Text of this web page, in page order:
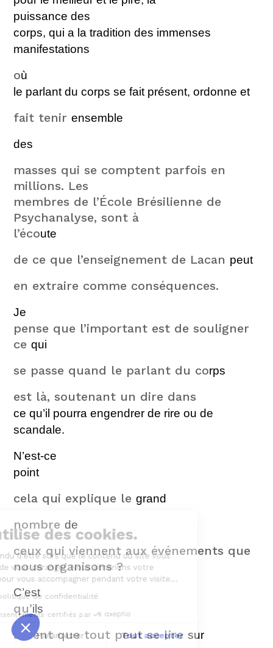
puissance des
corps, qui a la tradition des immenses
manifestations
où
le parlant du corps se fait présent, ordonneet
fait tenirensemble
des
masses qui se comptent parfois en
millions. Les
membres de l’École Brésilienne de
Psychanalyse, sont à
l’écoute
de ce que l’enseignement de Lacan peut
en extraire comme conséquences.
Je
pense que l’important est de souligner
cequi
se passe quand le parlant du corps
est là, soutenant un dire dans
ce qu’il pourra engendrer de rire ou de
scandale.
N’est-ce
point
cela qui explique legrand
nombrede
ceux qui viennent aux événements que
nous organisons ?
C’est
qu’ils
savent que tout peut se liresur
Ce site utilise des cookies.
Nous avons attendu d'être sûrs que le contenu du site vous
intéresse avant de vous déranger. Nous aimerions votre
consentement pour vous accompagner pendant votre visite...
Consulter notre politique de confidentialité
Consentements certifiés par
Fermer Paramétrer Tout accepter